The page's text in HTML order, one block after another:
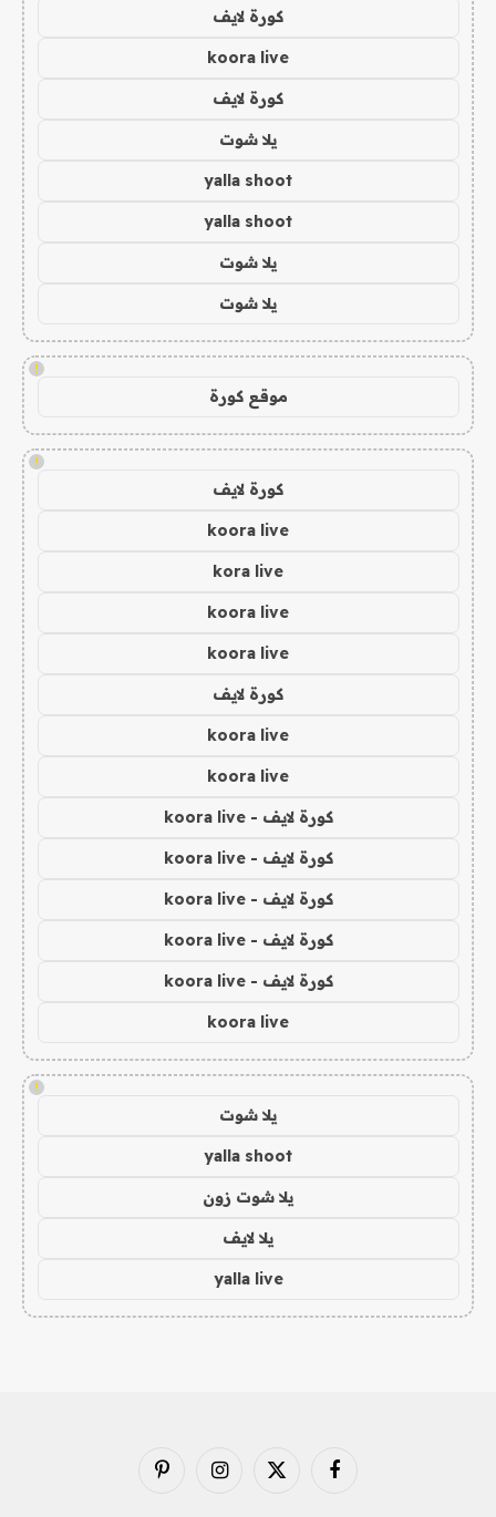
كورة لايف
koora live
كورة لايف
يلا شوت
yalla shoot
yalla shoot
يلا شوت
يلا شوت
!
موقع كورة
!
كورة لايف
koora live
kora live
koora live
koora live
كورة لايف
koora live
koora live
كورة لايف - koora live
كورة لايف - koora live
كورة لايف - koora live
كورة لايف - koora live
كورة لايف - koora live
koora live
!
يلا شوت
yalla shoot
يلا شوت زون
يلا لايف
yalla live
فيسبوك X
الانستغرامبينتيريست